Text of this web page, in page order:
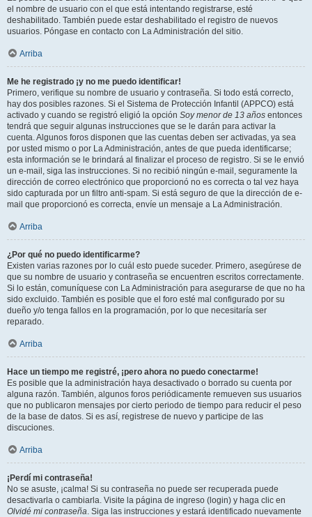
el nombre de usuario con el que está intentando registrarse, esté
deshabilitado. También puede estar deshabilitado el registro de nuevos
usuarios. Póngase en contacto con La Administración del sitio.
Arriba
Me he registrado ¡y no me puedo identificar!
Primero, verifique su nombre de usuario y contraseña. Si todo está correcto,
hay dos posibles razones. Si el Sistema de Protección Infantil (APPCO) está
activado y cuando se registró eligió la opción Soy menor de 13 años entonces
tendrá que seguir algunas instrucciones que se le darán para activar la
cuenta. Algunos foros disponen que las cuentas deben ser activadas, ya sea
por usted mismo o por La Administración, antes de que pueda identificarse;
esta información se le brindará al finalizar el proceso de registro. Si se le envió
un e-mail, siga las instrucciones. Si no recibió ningún e-mail, seguramente la
dirección de correo electrónico que proporcionó no es correcta o tal vez haya
sido capturada por un filtro anti-spam. Si está seguro de que la dirección de e-
mail que proporcionó es correcta, envíe un mensaje a La Administración.
Arriba
¿Por qué no puedo identificarme?
Existen varias razones por lo cuál esto puede suceder. Primero, asegúrese de
que su nombre de usuario y contraseña se encuentren escritos correctamente.
Si lo están, comuníquese con La Administración para asegurarse de que no ha
sido excluido. También es posible que el foro esté mal configurado por su
dueño y/o tenga fallos en la programación, por lo que necesitaría ser
reparado.
Arriba
Hace un tiempo me registré, ¡pero ahora no puedo conectarme!
Es posible que la administración haya desactivado o borrado su cuenta por
alguna razón. También, algunos foros periódicamente remueven sus usuarios
que no publicaron mensajes por cierto periodo de tiempo para reducir el peso
de la base de datos. Si es así, registrese de nuevo y participe de las
discuciones.
Arriba
¡Perdí mi contraseña!
No se asuste, ¡calma! Si su contraseña no puede ser recuperada puede
desactivarla o cambiarla. Visite la página de ingreso (login) y haga clic en
Olvidé mi contraseña. Siga las instrucciones y estará identificado nuevamente